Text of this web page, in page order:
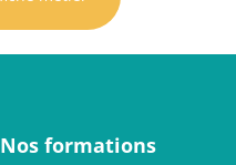
Nos formations